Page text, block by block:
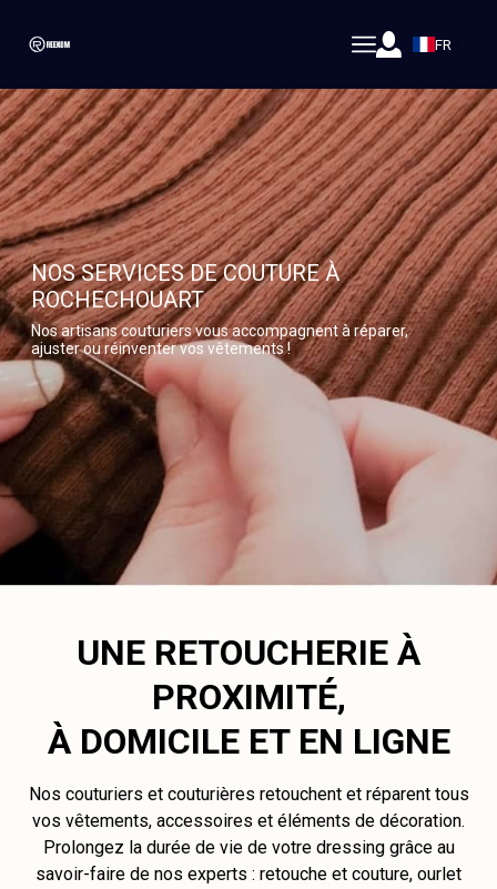
FR
NOS SERVICES DE COUTURE À
ROCHECHOUART
Nos artisans couturiers vous accompagnent à réparer,
ajuster ou réinventer vos vêtements !
UNE RETOUCHERIE À
PROXIMITÉ,
À DOMICILE ET EN LIGNE
Nos couturiers et couturières retouchent et réparent tous
vos vêtements, accessoires et éléments de décoration.
Prolongez la durée de vie de votre dressing grâce au
savoir-faire de nos experts : retouche et couture, ourlet